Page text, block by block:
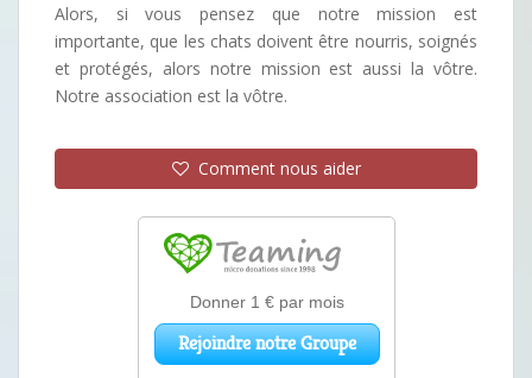
Alors, si vous pensez que notre mission est
importante, que les chats doivent être nourris, soignés
et protégés, alors notre mission est aussi la vôtre.
Notre association est la vôtre.
Comment nous aider